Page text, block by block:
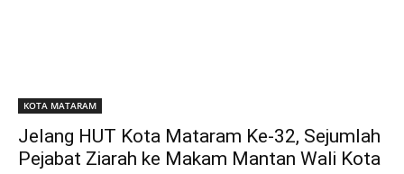
KOTA MATARAM
Jelang HUT Kota Mataram Ke-32, Sejumlah
Pejabat Ziarah ke Makam Mantan Wali Kota